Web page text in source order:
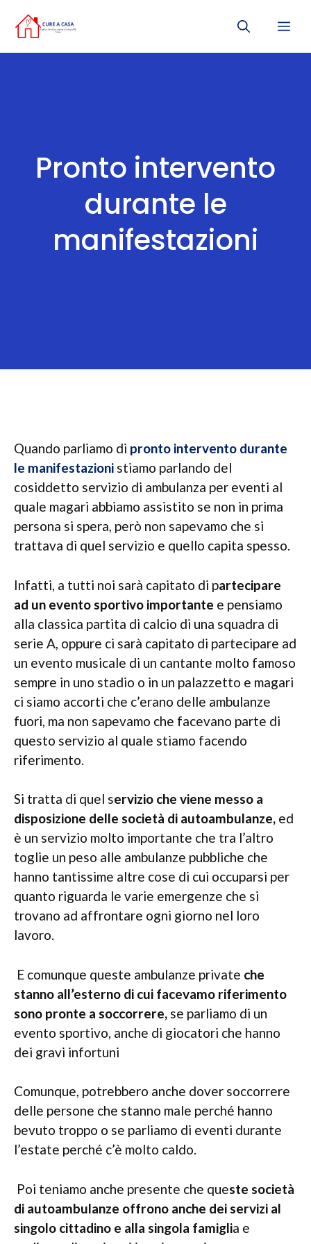
Pronto intervento
durante le
manifestazioni
Quando parliamo di pronto intervento durante
le manifestazioni stiamo parlando del
cosiddetto servizio di ambulanza per eventi al
quale magari abbiamo assistito se non in prima
persona si spera, però non sapevamo che si
trattava di quel servizio e quello capita spesso.
Infatti, a tutti noi sarà capitato di partecipare
ad un evento sportivo importante e pensiamo
alla classica partita di calcio di una squadra di
serie A, oppure ci sarà capitato di partecipare ad
un evento musicale di un cantante molto famoso
sempre in uno stadio o in un palazzetto e magari
ci siamo accorti che c’erano delle ambulanze
fuori, ma non sapevamo che facevano parte di
questo servizio al quale stiamo facendo
riferimento.
Si tratta di quel servizio che viene messo a
disposizione delle società di autoambulanze, ed
è un servizio molto importante che tra l’altro
toglie un peso alle ambulanze pubbliche che
hanno tantissime altre cose di cui occuparsi per
quanto riguarda le varie emergenze che si
trovano ad affrontare ogni giorno nel loro
lavoro.
E comunque queste ambulanze private che
stanno all’esterno di cui facevamo riferimento
sono pronte a soccorrere, se parliamo di un
evento sportivo, anche di giocatori che hanno
dei gravi infortuni
Comunque, potrebbero anche dover soccorrere
delle persone che stanno male perché hanno
bevuto troppo o se parliamo di eventi durante
l’estate perché c’è molto caldo.
Poi teniamo anche presente che queste società
di autoambulanze offrono anche dei servizi al
singolo cittadino e alla singola famiglia e